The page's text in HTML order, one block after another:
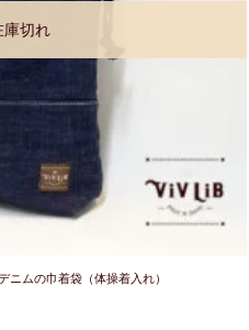
庫切れ
ニムの巾着袋（体操着入れ）